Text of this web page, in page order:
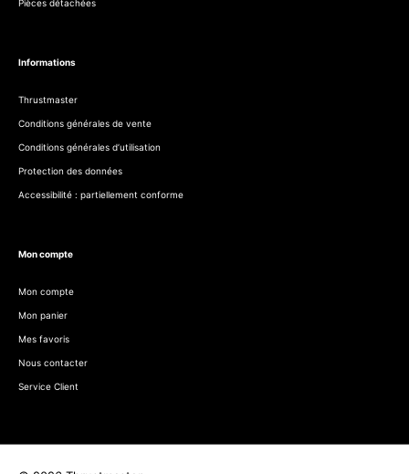
Pièces détachées
Informations
Thrustmaster
Conditions générales de vente
Conditions générales d’utilisation
Protection des données
Accessibilité : partiellement conforme
Mon compte
Mon compte
Mon panier
Mes favoris
Nous contacter
Service Client